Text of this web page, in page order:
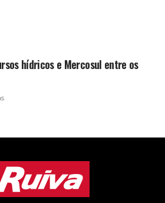
hídricos e Mercosul entre os